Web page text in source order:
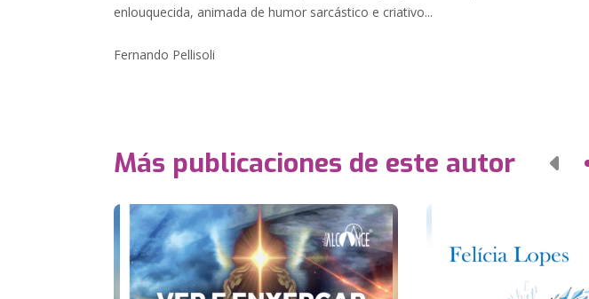
enlouquecida, animada de humor sarcástico e criativo...
​​​​​​​Fernando Pellisoli
Más publicaciones de este autor